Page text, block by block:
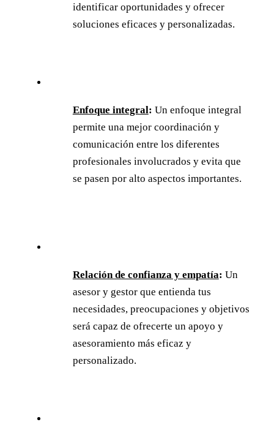
identificar oportunidades y ofrecer
soluciones eficaces y personalizadas.
Enfoque integral: Un enfoque integral
permite una mejor coordinación y
comunicación entre los diferentes
profesionales involucrados y evita que
se pasen por alto aspectos importantes.
Relación de confianza y empatía: Un
asesor y gestor que entienda tus
necesidades, preocupaciones y objetivos
será capaz de ofrecerte un apoyo y
asesoramiento más eficaz y
personalizado.